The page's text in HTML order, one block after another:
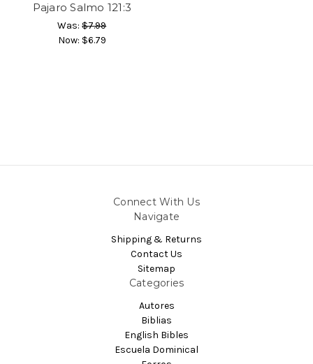
Pajaro Salmo 121:3
Was:$7.99
Now: $6.79
Connect With Us
Navigate
Shipping & Returns
Contact Us
Sitemap
Categories
Autores
Biblias
English Bibles
Escuela Dominical